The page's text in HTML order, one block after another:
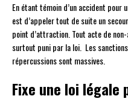
En étant témoin d’un accident
est d’appeler tout de suite un
point d’attraction. Tout acte de
surtout puni par la loi. Les
répercussions sont massives.
Fixe une loi légale